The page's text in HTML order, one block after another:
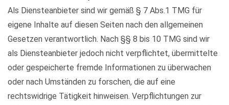
Als Diensteanbieter sind wir gemäß § 7 Abs.1 TMG für
eigene Inhalte auf diesen Seiten nach den allgemeinen
Gesetzen verantwortlich. Nach §§ 8 bis 10 TMG sind wir
als Diensteanbieter jedoch nicht verpflichtet, übermittelte
oder gespeicherte fremde Informationen zu überwachen
oder nach Umständen zu forschen, die auf eine
rechtswidrige Tätigkeit hinweisen. Verpflichtungen zur